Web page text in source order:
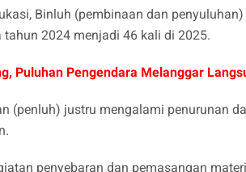
Binluh (pembinaan dan
2024 menjadi 46 kali di 2025.
Puluhan Pengendara Melanggar
(penluh) justru mengalami penurunan
penyebaran dan pemasangan